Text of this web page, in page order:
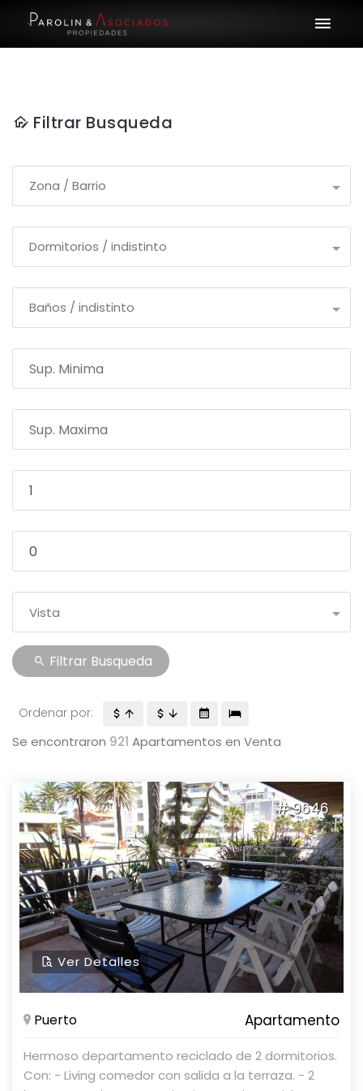
Filtrar Busqueda
Zona / Barrio
Dormitorios / indistinto
Baños / indistinto
Vista
Filtrar Busqueda
Ordenar por:
Se encontraron 921 Apartamentos en Venta
# 9646
Ver Detalles
Puerto Apartamento
Hermoso departamento reciclado de 2 dormitorios.
Con: - Living comedor con salida a la terraza. - 2